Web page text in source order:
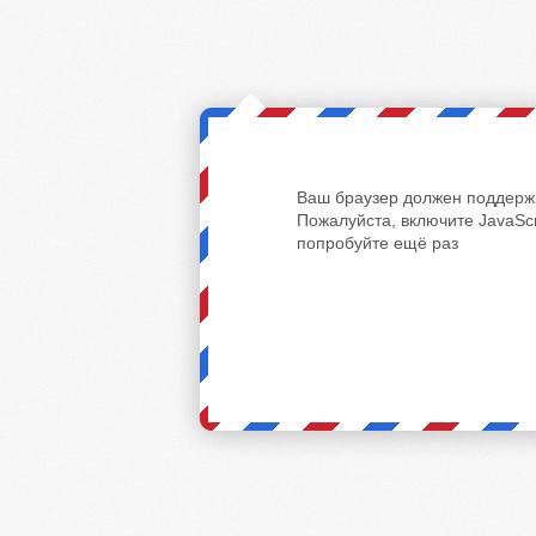
Ваш браузер должен
Пожалуйста, включите
попробуйте ещё раз